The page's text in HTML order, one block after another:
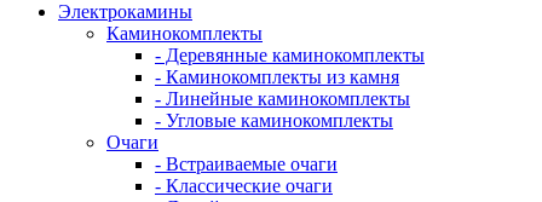
Электрокамины
Каминокомплекты
- Деревянные каминокомплекты
- Каминокомплекты из камня
- Линейные каминокомплекты
- Угловые каминокомплекты
Очаги
- Встраиваемые очаги
- Классические очаги